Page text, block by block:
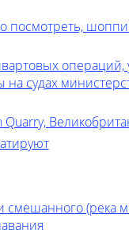
посмотреть,
судах
смешанного (река